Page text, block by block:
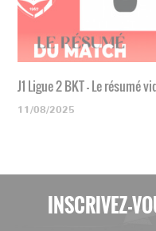
J1 Ligue 2 BKT - Le résumé
11/08/2025
INSCRIVEZ-